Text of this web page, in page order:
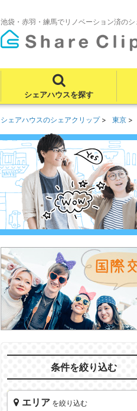
池袋・赤羽・練馬でリノベーション済のシ
シェアハウスを探す
シェアハウスのシェアクリップ 東京
条件を絞り込む
エリア を絞り込む